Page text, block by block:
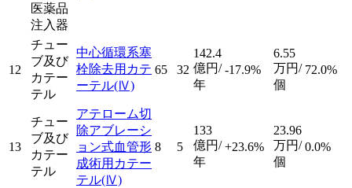
医薬品
注入器
12
チュー
ブ及び
カテー
テル
中心循環系塞
栓除去用カテ
ーテル(Ⅳ)
65 32
142.4
億円/
年
-17.9%
6.55
万円/
個
72.0%
13
チュー
ブ及び
カテー
テル
アテローム切
除アブレーシ
ョン式血管形
成術用カテー
テル(Ⅳ)
8 5
133
億円/
年
+23.6%
23.96
万円/
個
0.0%